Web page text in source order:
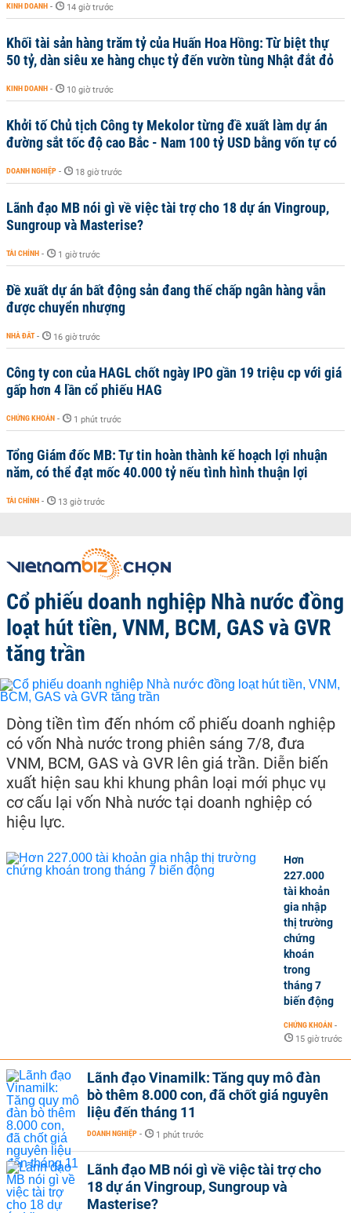
KINH DOANH - 14 giờ trước
Khối tài sản hàng trăm tỷ của Huấn Hoa Hồng: Từ biệt thự
50 tỷ, dàn siêu xe hàng chục tỷ đến vườn tùng Nhật đắt đỏ
KINH DOANH - 10 giờ trước
Khởi tố Chủ tịch Công ty Mekolor từng đề xuất làm dự án
đường sắt tốc độ cao Bắc - Nam 100 tỷ USD bằng vốn tự có
DOANH NGHIỆP - 18 giờ trước
Lãnh đạo MB nói gì về việc tài trợ cho 18 dự án Vingroup,
Sungroup và Masterise?
TÀI CHÍNH - 1 giờ trước
Đề xuất dự án bất động sản đang thế chấp ngân hàng vẫn
được chuyển nhượng
NHÀ ĐẤT - 16 giờ trước
Công ty con của HAGL chốt ngày IPO gần 19 triệu cp với giá
gấp hơn 4 lần cổ phiếu HAG
CHỨNG KHOÁN - 1 phút trước
Tổng Giám đốc MB: Tự tin hoàn thành kế hoạch lợi nhuận
năm, có thể đạt mốc 40.000 tỷ nếu tình hình thuận lợi
TÀI CHÍNH - 13 giờ trước
Cổ phiếu doanh nghiệp Nhà nước đồng
loạt hút tiền, VNM, BCM, GAS và GVR
tăng trần
Dòng tiền tìm đến nhóm cổ phiếu doanh nghiệp
có vốn Nhà nước trong phiên sáng 7/8, đưa
VNM, BCM, GAS và GVR lên giá trần. Diễn biến
xuất hiện sau khi khung phân loại mới phục vụ
cơ cấu lại vốn Nhà nước tại doanh nghiệp có
hiệu lực.
Hơn
227.000
tài khoản
gia nhập
thị trường
chứng
khoán
trong
tháng 7
biến động
CHỨNG KHOÁN -
15 giờ trước
Lãnh đạo Vinamilk: Tăng quy mô đàn
bò thêm 8.000 con, đã chốt giá nguyên
liệu đến tháng 11
DOANH NGHIỆP - 1 phút trước
Lãnh đạo MB nói gì về việc tài trợ cho
18 dự án Vingroup, Sungroup và
Masterise?